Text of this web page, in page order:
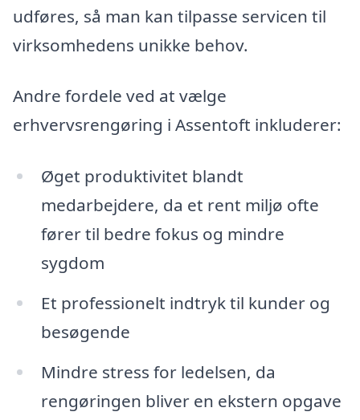
udføres, så man kan tilpasse servicen til
virksomhedens unikke behov.
Andre fordele ved at vælge
erhvervsrengøring i Assentoft inkluderer:
Øget produktivitet blandt
medarbejdere, da et rent miljø ofte
fører til bedre fokus og mindre
sygdom
Et professionelt indtryk til kunder og
besøgende
Mindre stress for ledelsen, da
rengøringen bliver en ekstern opgave